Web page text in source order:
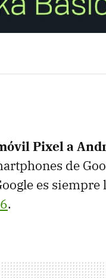
Pixel a
de
es
.